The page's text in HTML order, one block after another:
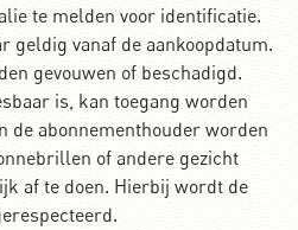
te melden voor identificatie.
geldig vanaf de aankoopdatum.
gevouwen of beschadigd.
is, kan toegang worden
de abonnementhouder worden
of andere gezicht
af te doen. Hierbij wordt de